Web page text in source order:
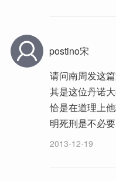
postino宋
请问南周发这
其是这位丹诺
恰是在道理上
明死刑是不必
2013-12-19